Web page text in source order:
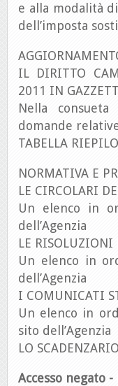
e alla modalità
dell’imposta
IL DIRITTO
2011 IN
Nella
domande
TABELLA
NORMATIVA E
LE CIRCOLARI
Un elenco in
dell’Agenzia
LE RISOLUZIONI
Un elenco in
dell’Agenzia
I COMUNICATI
Un elenco in
sito dell’Agenzia
LO
Accesso negato